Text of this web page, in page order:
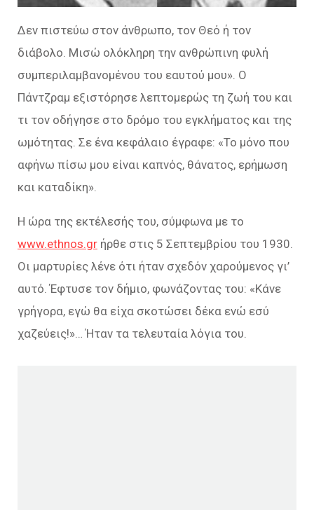
Δεν πιστεύω στον άνθρωπο, τον Θεό ή τον
διάβολο. Μισώ ολόκληρη την ανθρώπινη φυλή
συμπεριλαμβανομένου του εαυτού μου». Ο
Πάντζραμ εξιστόρησε λεπτομερώς τη ζωή του και
τι τον οδήγησε στο δρόμο του εγκλήματος και της
ωμότητας. Σε ένα κεφάλαιο έγραφε: «Το μόνο που
αφήνω πίσω μου είναι καπνός, θάνατος, ερήμωση
και καταδίκη».
Η ώρα της εκτέλεσής του, σύμφωνα με το
www.ethnos.gr ήρθε στις 5 Σεπτεμβρίου του 1930.
Οι μαρτυρίες λένε ότι ήταν σχεδόν χαρούμενος γι’
αυτό. Έφτυσε τον δήμιο, φωνάζοντας του: «Κάνε
γρήγορα, εγώ θα είχα σκοτώσει δέκα ενώ εσύ
χαζεύεις!»… Ήταν τα τελευταία λόγια του.